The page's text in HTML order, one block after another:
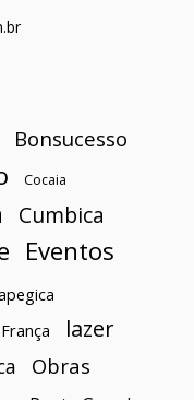
Bonsucesso
Cocaia
Cumbica
Eventos
lazer
Obras